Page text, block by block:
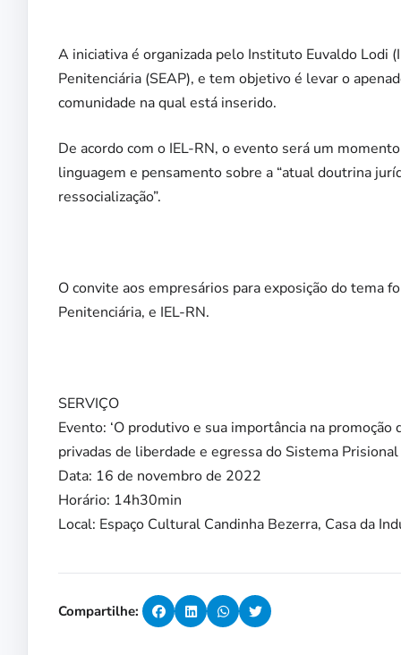
A iniciativa é organizada pelo Instituto Euvaldo Lodi
Penitenciária (SEAP), e tem objetivo é levar o
comunidade na qual está inserido.
De acordo com o IEL-RN, o evento será um
linguagem e pensamento sobre a “atual doutrina
ressocialização”.
O convite aos empresários para exposição do tema
Penitenciária, e IEL-RN.
SERVIÇO
Evento: ‘O produtivo e sua importância na
privadas de liberdade e egressa do Sistema Prisional
Data: 16 de novembro de 2022
Horário: 14h30min
Local: Espaço Cultural Candinha Bezerra, Casa da
Compartilhe: